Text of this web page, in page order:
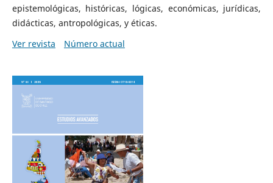
epistemológicas, históricas, lógicas, económicas, jurídicas,
didácticas, antropológicas, y éticas.
Ver revista
Número actual